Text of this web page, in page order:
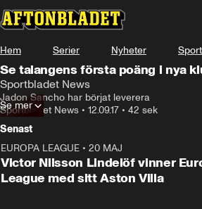
Hem Serier Nyheter Sport
Se talangens första poäng i nya
Sportbladet News
Jadon Sancho har börjat leverera
Sportbladet News • 12.09.17 • 42 sek
Se mer
Senast
EUROPA LEAGUE • 20 MAJ
Victor Nilsson Lindelöf vinner
League med sitt Aston Villa